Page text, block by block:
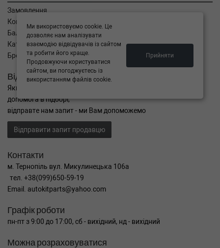
Замовлення
Кошик
Баланс
Каталог товарів
Бренди
Відправити запит
Якщо Ви не знайшли потрібні запчастини, або Вам потрібна
допомога в підборі,
відправте нам запит - ми Вам допоможемо
Відправити запит продавцю
Контакти
м. Тернопіль вул. Микулинецька 106а
тел. +38(099)650-59-19
Email. autokitparts@yahoo.com
Графік роботи
пн-пт з 9:00 до 17:00, сб - вихідний, нд - вихідний
Можна розраховуватися
Ми використовуємо cookie. Це
дозволяє нам аналізувати
взаємодію відвідувачів із сайтом
та робити його краще.
Продовжуючи користуватися
сайтом, ви погоджуєтесь із
використанням файлів cookie.
Прийняти